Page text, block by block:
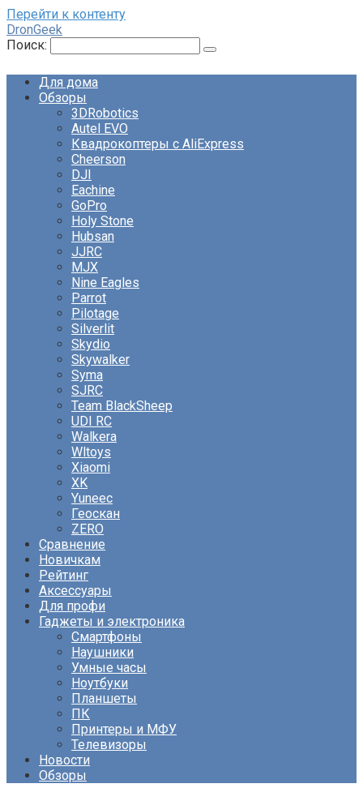
Перейти к контенту
DronGeek
Поиск:
Для дома
Обзоры
3DRobotics
Autel EVO
Квадрокоптеры с AliExpress
Cheerson
DJI
Eachine
GoPro
Holy Stone
Hubsan
JJRC
MJX
Nine Eagles
Parrot
Pilotage
Silverlit
Skydio
Skywalker
Syma
SJRC
Team BlackSheep
UDI RC
Walkera
Wltoys
Xiaomi
XK
Yuneec
Геоскан
ZERO
Сравнение
Новичкам
Рейтинг
Аксессуары
Для профи
Гаджеты и электроника
Смартфоны
Наушники
Умные часы
Ноутбуки
Планшеты
ПК
Принтеры и МФУ
Телевизоры
Новости
Обзоры